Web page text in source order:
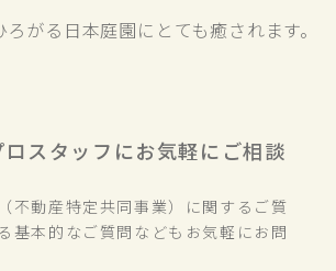
がる日本庭園にとても癒されます。
スタッフにお気軽にご相談
不動産特定共同事業）に関するご質
基本的なご質問などもお気軽にお問